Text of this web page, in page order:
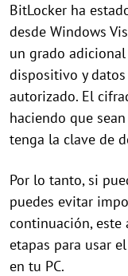
BitLocker ha
desde Windows
un grado
dispositivo y
autorizado. El
haciendo que
tenga la clave de
Por lo tanto, si
puedes evitar
continuación, este
etapas para usar
en tu PC.